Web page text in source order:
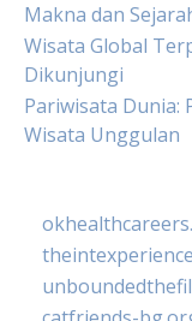
Makna dan
Wisata Global
Dikunjungi
Pariwisata Dunia:
Wisata Unggulan